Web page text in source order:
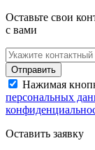
Оставьте свои
с вами
Нажимая
персональных
Оставить заявку